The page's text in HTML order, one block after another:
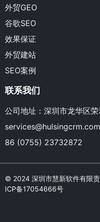
外贸GEO
谷歌SEO
效果保证
外贸建站
SEO案例
联系我们
公司地址：深圳市龙华区
services@hulsingcrm.com
86 (0755) 23732872
© 2024 深圳市慧新软件有
ICP备17054666号